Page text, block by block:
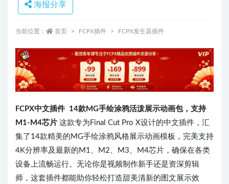
海报分享
当前位置： 首页 FCPX插件 FCPX发生器插件
FCPX中文插件 14款MG手绘涂鸦活泼展示动画包，支持
M1-M4芯片 这款专为Final Cut Pro X设计的中文插件，汇
集了14款精美的MG手绘涂鸦风格展示动画模板，完美支持
4K分辨率及最新的M1、M2、M3、M4芯片，确保在各类
设备上流畅运行。无论你是视频制作新手还是资深剪辑
师，这套插件都能助你轻松打造甜美清新的图文展示效